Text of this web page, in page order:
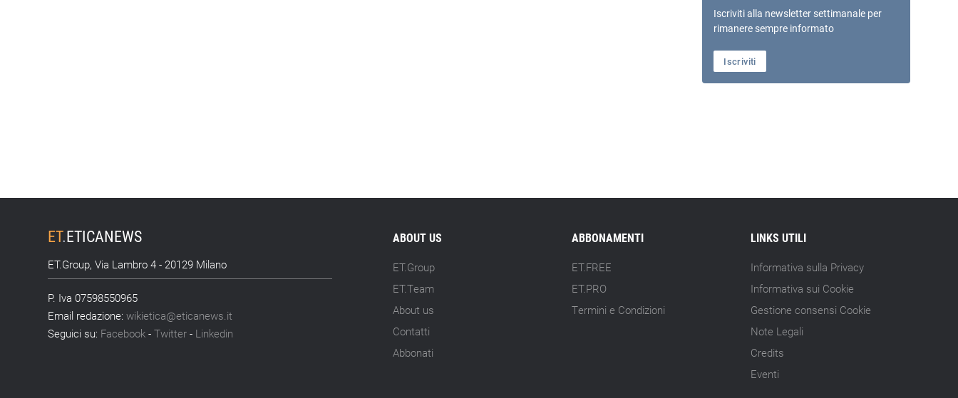
Iscriviti alla newsletter settimanale per
rimanere sempre informato
Iscriviti
ET.ETICANEWS
ET.Group, Via Lambro 4 - 20129 Milano
P. Iva 07598550965
Email redazione:wikietica@eticanews.it
Seguici su: Facebook -Twitter - Linkedin
ABOUT US
ET.Group
ET.Team
About us
Contatti
Abbonati
ABBONAMENTI
ET.FREE
ET.PRO
Termini e Condizioni
LINKS UTILI
Informativa sulla Privacy
Informativa sui Cookie
Gestione consensi Cookie
Note Legali
Credits
Eventi